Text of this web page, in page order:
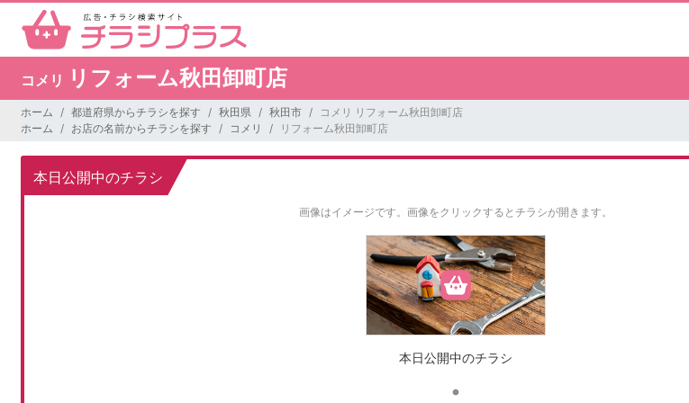
コメリ リフォーム秋田卸町店
ホーム 都道府県からチラシを探す 秋田県 秋田市
コメリ リフォーム秋田卸町店
ホーム
お店の名前からチラシを探す コメリ リフォーム秋田卸町店
本日公開中のチラシ
画像はイメージです。 画像をクリックするとチラシが開きます。
本日公開中のチラシ